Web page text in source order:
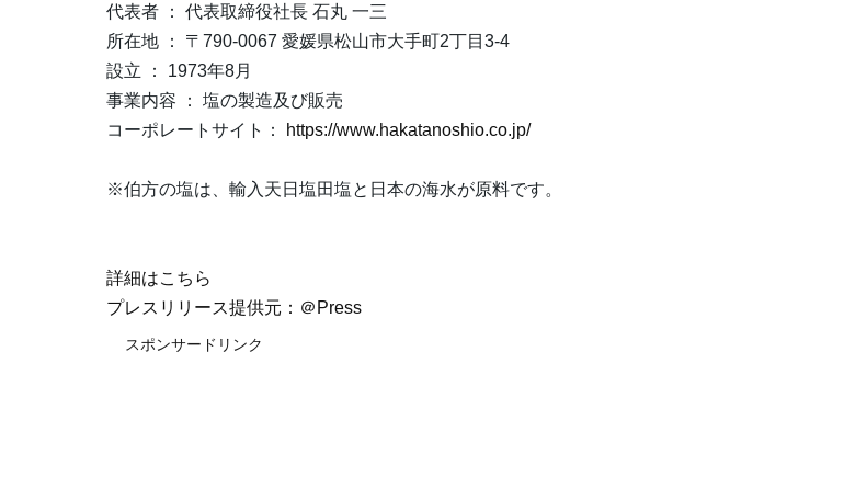
代表者 ： 代表取締役社長 石丸 一三
所在地 ： 〒790-0067 愛媛県松山市大手町2丁目3-4
設立 ： 1973年8月
事業内容 ： 塩の製造及び販売
コーポレートサイト：
https://www.hakatanoshio.co.jp/
※伯方の塩は、輸入天日塩田塩と日本の海水が原料です。
詳細はこちら
プレスリリース提供元：＠Press
スポンサードリンク